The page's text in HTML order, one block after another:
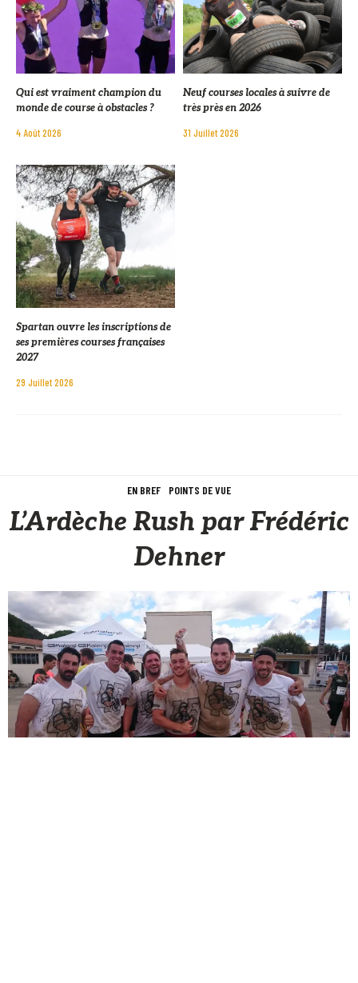
Qui est vraiment champion du
monde de course à obstacles ?
4 Août 2026
Neuf courses locales à suivre de
très près en 2026
31 Juillet 2026
Spartan ouvre les inscriptions de
ses premières courses françaises
2027
29 Juillet 2026
EN BREF POINTS DE VUE
L’Ardèche Rush par Frédéric
Dehner